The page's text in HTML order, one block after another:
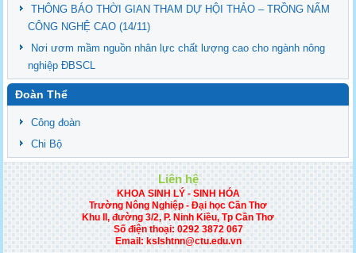
THÔNG BÁO THỜI GIAN THAM DỰ HỘI THẢO – TRỒNG NẤM
CÔNG NGHỆ CAO (14/11)
Nơi ươm mầm nguồn nhân lực chất lượng cao cho ngành nông
nghiệp ĐBSCL
Đoàn Thể
Công đoàn
Chi Bộ
Liên hệ
KHOA SINH LÝ - SINH HÓA
Trường Nông Nghiệp - Đại học Cần Thơ
Khu II, đường 3/2, P. Ninh Kiều, Tp Cần Thơ
Số điện thoại: 0292 3872 067
Email: kslshtnn@ctu.edu.vn